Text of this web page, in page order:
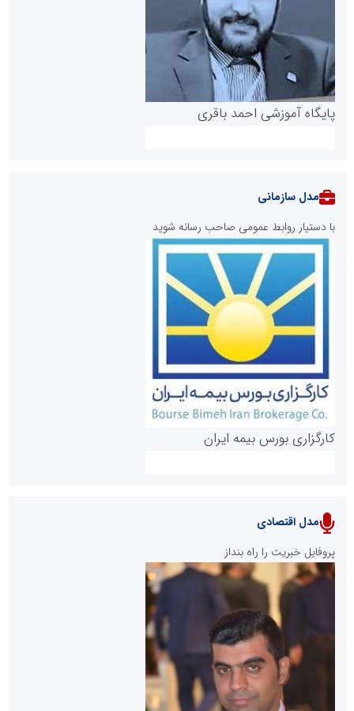
پایگاه آموزشی احمد باقری
روابط عمومی خبرگزاری گزارش خبر
پایگاه خبری نهضت ملی مسکن
مدل سازمانی
با دستیار روابط عمومی صاحب رسانه شوید
کارگزاری بورس بیمه ایران
سازمان بورس و اوراق بهادار
مرجع اخبار موثق در بازارسرمایه
مدل اقتصادی
پروفایل خبریت را راه بنداز